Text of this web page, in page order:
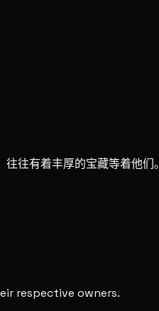
往有着丰厚的宝藏等着他们。
respective owners.